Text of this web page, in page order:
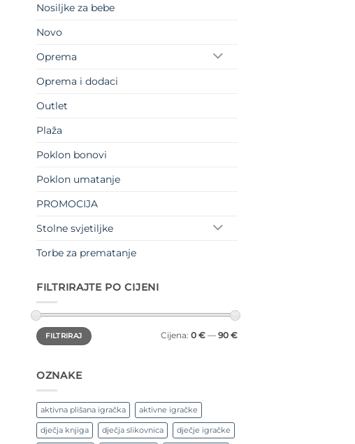
Nosiljke za bebe
Novo
Oprema
Oprema i dodaci
Outlet
Plaža
Poklon bonovi
Poklon umatanje
PROMOCIJA
Stolne svjetiljke
Torbe za prematanje
FILTRIRAJTE PO CIJENI
Min
cijena
Maks
cijenaFILTRIRAJ Cijena: 0 €— 90 €
OZNAKE
aktivna plišana igračka aktivne igračke
dječja knjiga dječja slikovnica dječje igračke